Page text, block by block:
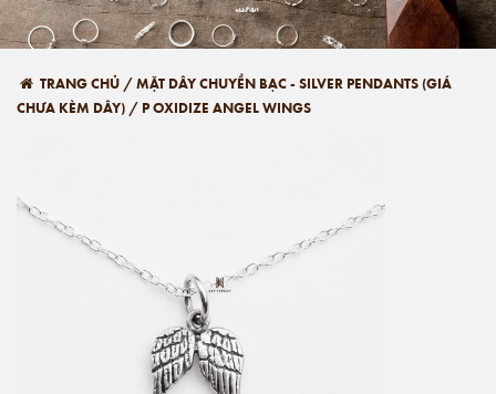
TRANG CHỦ /MẶT DÂY CHUYỀN BẠC - SILVER PENDANTS (GIÁ
CHƯA KÈM DÂY) / P OXIDIZE ANGEL WINGS